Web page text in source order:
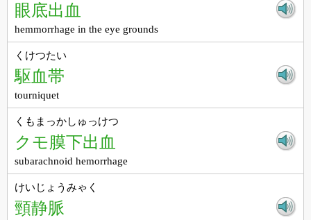
眼底出血
hemmorrhage in the eye grounds
くけつたい
駆血帯
tourniquet
くもまっかしゅっけつ
クモ膜下出血
subarachnoid hemorrhage
けいじょうみゃく
頸静脈